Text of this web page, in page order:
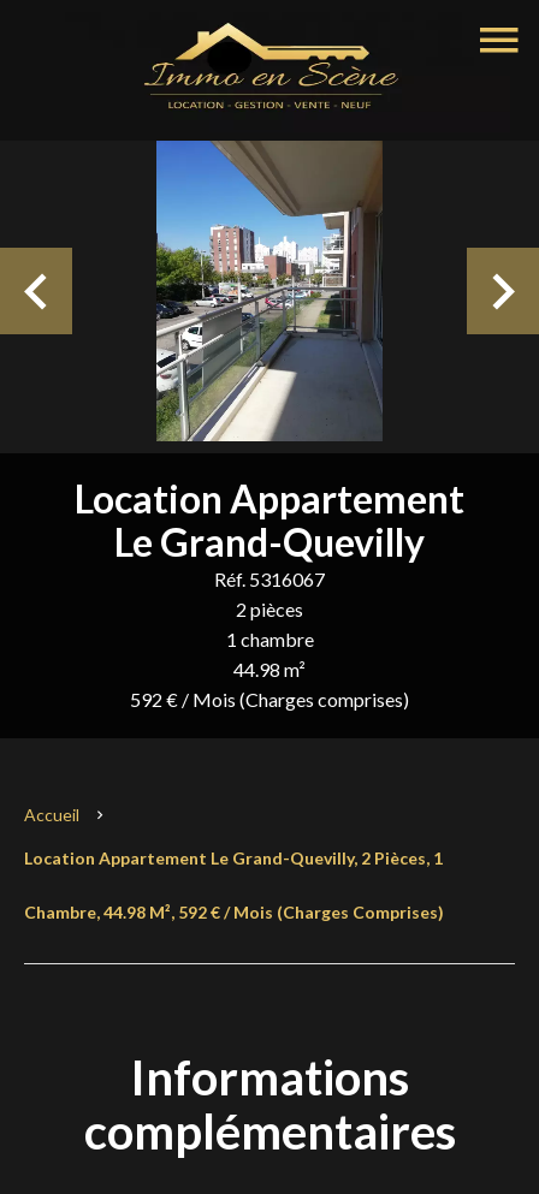
Location Appartement
Le Grand-Quevilly
Réf. 5316067
2 pièces
1 chambre
44.98 m²
592 € / Mois (Charges comprises)
Accueil
Location Appartement Le Grand-Quevilly, 2 Pièces, 1
Chambre, 44.98 M², 592 € / Mois (Charges Comprises)
Informations
complémentaires